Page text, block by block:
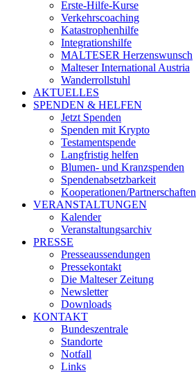
Erste-Hilfe-Kurse
Verkehrscoaching
Katastrophenhilfe
Integrationshilfe
MALTESER Herzenswunsch
Malteser International Austria
Wanderrollstuhl
AKTUELLES
SPENDEN & HELFEN
Jetzt Spenden
Spenden mit Krypto
Testamentspende
Langfristig helfen
Blumen- und Kranzspenden
Spendenabsetzbarkeit
Kooperationen/Partnerschaften
VERANSTALTUNGEN
Kalender
Veranstaltungsarchiv
PRESSE
Presseaussendungen
Pressekontakt
Die Malteser Zeitung
Newsletter
Downloads
KONTAKT
Bundeszentrale
Standorte
Notfall
Links